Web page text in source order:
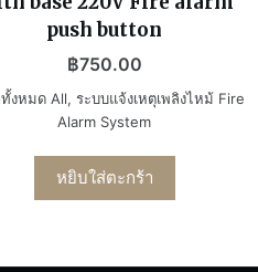
push button
฿750.00
งหมด All, ระบบแจ้งเหตุเพลิงไหม้ Fire
Alarm System
หยิบใส่ตะกร้า